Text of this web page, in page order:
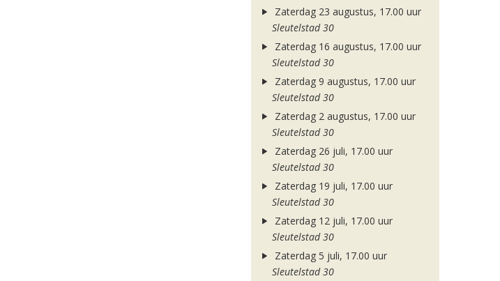
Zaterdag 23 augustus, 17.00 uur
Sleutelstad 30
Zaterdag 16 augustus, 17.00 uur
Sleutelstad 30
Zaterdag 9 augustus, 17.00 uur
Sleutelstad 30
Zaterdag 2 augustus, 17.00 uur
Sleutelstad 30
Zaterdag 26 juli, 17.00 uur
Sleutelstad 30
Zaterdag 19 juli, 17.00 uur
Sleutelstad 30
Zaterdag 12 juli, 17.00 uur
Sleutelstad 30
Zaterdag 5 juli, 17.00 uur
Sleutelstad 30